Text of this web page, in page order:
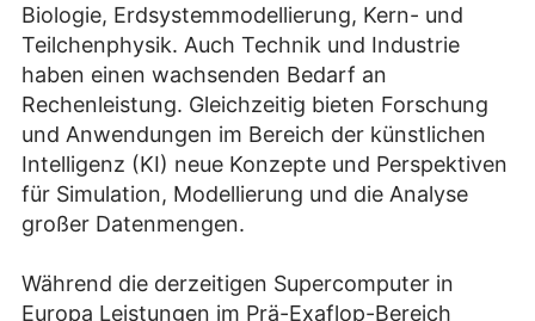
Biologie, Erdsystemmodellierung, Kern- und
Teilchenphysik. Auch Technik und Industrie
haben einen wachsenden Bedarf an
Rechenleistung. Gleichzeitig bieten Forschung
und Anwendungen im Bereich der künstlichen
Intelligenz (KI) neue Konzepte und Perspektiven
für Simulation, Modellierung und die Analyse
großer Datenmengen.
Während die derzeitigen Supercomputer in
Europa Leistungen im Prä-Exaflop-Bereich